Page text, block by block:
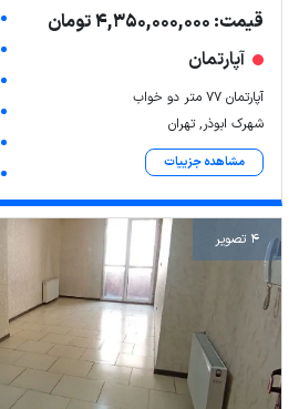
قیمت: 4,350,000,000 تومان
آپارتمان
آپارتمان 77 متر دو خواب
شهرک ابوذر, تهران
مشاهده جزییات
4 تصویر